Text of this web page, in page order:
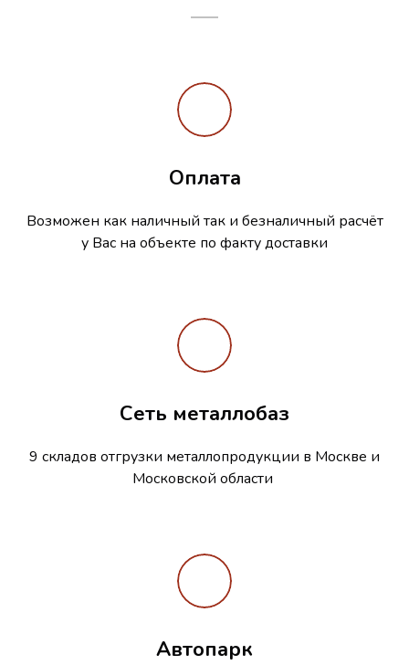
Оплата
Возможен как наличный так и безналичный расчёт
у Вас на объекте по факту доставки
Сеть металлобаз
9 складов отгрузки металлопродукции в Москве и
Московской области
Автопарк